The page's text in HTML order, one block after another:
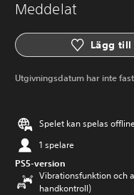
Meddelat
Lägg till
Utgivningsdatum har inte
Spelet kan spelas
1 spelare
PS5-version
Vibrationsfunktion och
handkontroll)